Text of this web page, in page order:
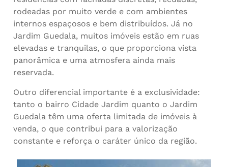
rodeadas por muito verde e com ambientes
internos espaçosos e bem distribuídos. Já no
Jardim Guedala, muitos imóveis estão em ruas
elevadas e tranquilas, o que proporciona vista
panorâmica e uma atmosfera ainda mais
reservada.
Outro diferencial importante é a exclusividade:
tanto o bairro Cidade Jardim quanto o Jardim
Guedala têm uma oferta limitada de imóveis à
venda, o que contribui para a valorização
constante e reforça o caráter único da região.